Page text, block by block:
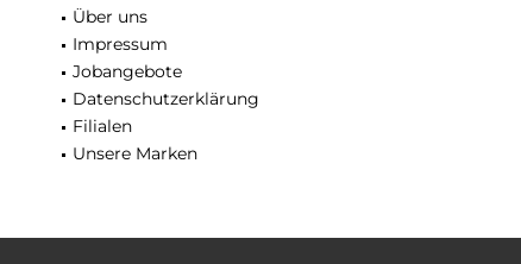
Über uns
Impressum
Jobangebote
Datenschutzerklärung
Filialen
Unsere Marken